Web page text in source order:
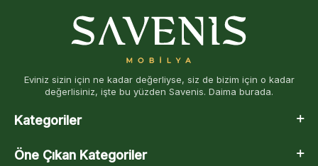
Eviniz sizin için ne kadar değerliyse, siz de bizim için o kadar
değerlisiniz, işte bu yüzden Savenis. Daima burada.
Kategoriler
Öne Çıkan Kategoriler